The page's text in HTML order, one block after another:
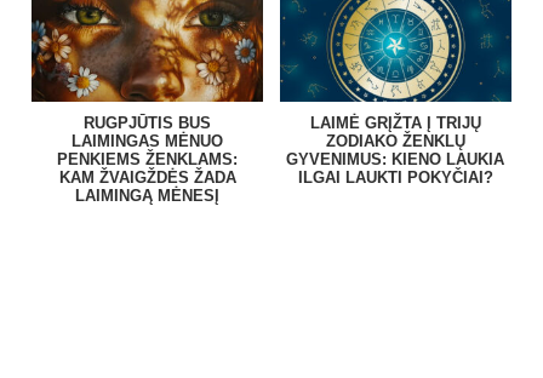
RUGPJŪTIS BUS
LAIMINGAS MĖNUO
PENKIEMS ŽENKLAMS:
KAM ŽVAIGŽDĖS ŽADA
LAIMINGĄ MĖNESĮ
LAIMĖ GRĮŽTA Į TRIJŲ
ZODIAKO ŽENKLŲ
GYVENIMUS: KIENO LAUKIA
ILGAI LAUKTI POKYČIAI?